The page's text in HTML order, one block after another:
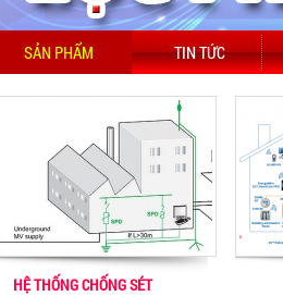
SẢN PHẨM TIN TỨC
HỆ THỐNG CHỐNG SÉT